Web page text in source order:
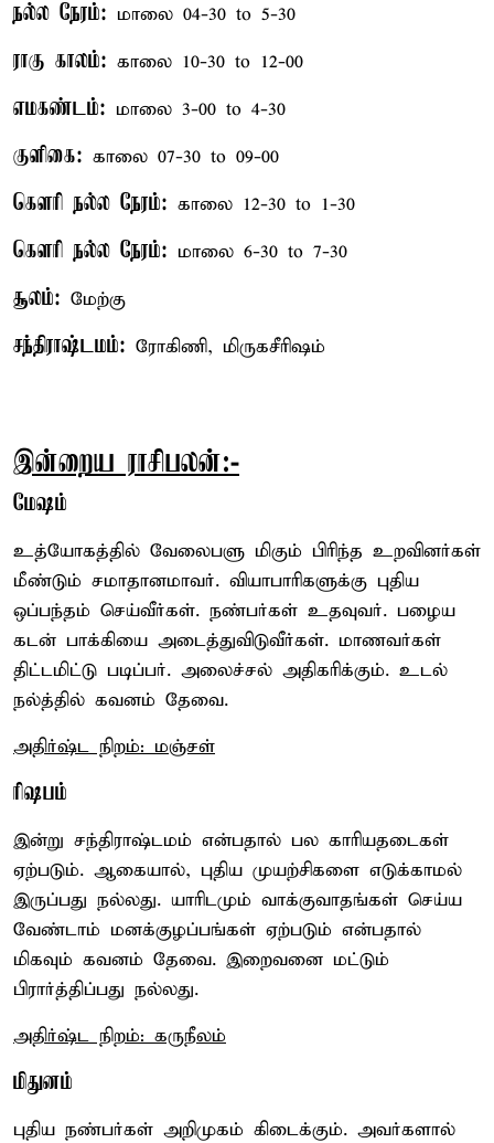
நல்ல நேரம்: மாலை 04-30 to 5-30
ராகு காலம்: காலை 10-30 to 12-00
எமகண்டம்: மாலை 3-00 to 4-30
குளிகை: காலை 07-30 to 09-00
கௌரி நல்ல நேரம்: காலை 12-30 to 1-30
கௌரி நல்ல நேரம்: மாலை 6-30 to 7-30
சூலம்: மேற்கு
சந்திராஷ்டமம்: ரோகிணி, மிருகசீரிஷம்
இன்றைய ராசிபலன்:-
மேஷம்
உத்யோகத்தில் வேலைபளு மிகும் பிரிந்த உறவினர்கள்
மீண்டும் சமாதானமாவர். வியாபாரிகளுக்கு புதிய
ஒப்பந்தம் செய்வீர்கள். நண்பர்கள் உதவுவர். பழைய
கடன் பாக்கியை அடைத்துவிடுவீர்கள். மாணவர்கள்
திட்டமிட்டு படிப்பர். அலைச்சல் அதிகரிக்கும். உடல்
நல்த்தில் கவனம் தேவை.
அதிர்ஷ்ட நிறம்: மஞ்சள்
ரிஷபம்
இன்று சந்திராஷ்டமம் என்பதால் பல காரியதடைகள்
ஏற்படும். ஆகையால், புதிய முயற்சிகளை எடுக்காமல்
இருப்பது நல்லது. யாரிடமும் வாக்குவாதங்கள் செய்ய
வேண்டாம் மனக்குழப்பங்கள் ஏற்படும் என்பதால்
மிகவும் கவனம் தேவை. இறைவனை மட்டும்
பிரார்த்திப்பது நல்லது.
அதிர்ஷ்ட நிறம்: கருநீலம்
மிதுனம்
புதிய நண்பர்கள் அறிமுகம் கிடைக்கும். அவர்களால்